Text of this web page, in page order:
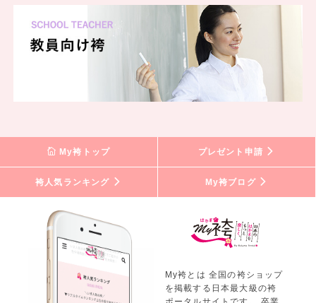
My袴トップ プレゼント申請
袴人気ランキング My袴ブログ
My袴とは 全国の袴ショップ
を掲載する日本最大級の袴